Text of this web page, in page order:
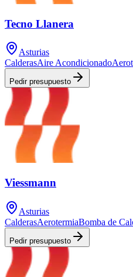
Tecno Llanera
Asturias
CalderasAire Acondicionado
Pedir presupuesto
Viessmann
Asturias
CalderasAerotermiaBomba de
Pedir presupuesto